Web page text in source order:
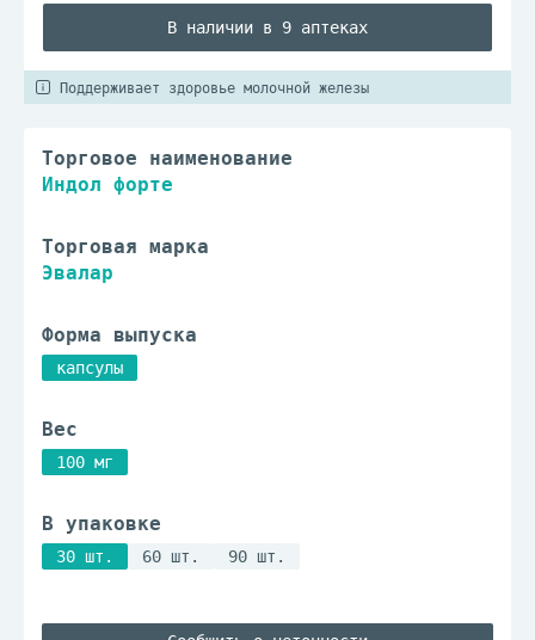
В наличии в 9 аптеках
Поддерживает здоровье молочной железы
Торговое наименование
Индол форте
Торговая марка
Эвалар
Форма выпуска
капсулы
Вес
100 мг
В упаковке
30 шт. 60 шт. 90 шт.